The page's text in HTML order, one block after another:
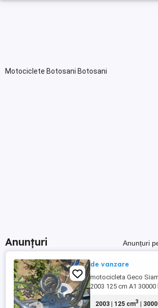
Motociclete Botosani Botosani
Anunțuri Anunțuri
de vanzare
motocicleta Geco
2003 125 cm A1 30000
2003 | 125 cm3 |